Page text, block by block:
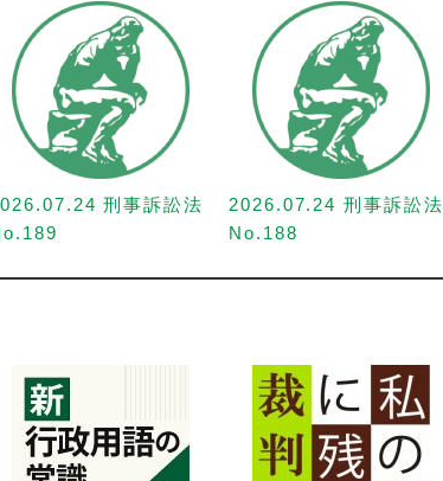
刑事訴訟法
2026.07.24 刑事訴訟法
No.188